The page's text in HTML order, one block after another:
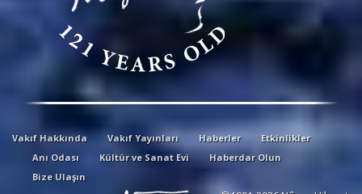
Vakıf Hakkında Vakıf Yayınları Haberler
Etkinlikler
Anı Odası
Kültür ve Sanat Evi
Haberdar Olun
Bize Ulaşın